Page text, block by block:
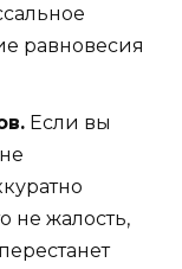
равновесия
Если вы
не жалость,